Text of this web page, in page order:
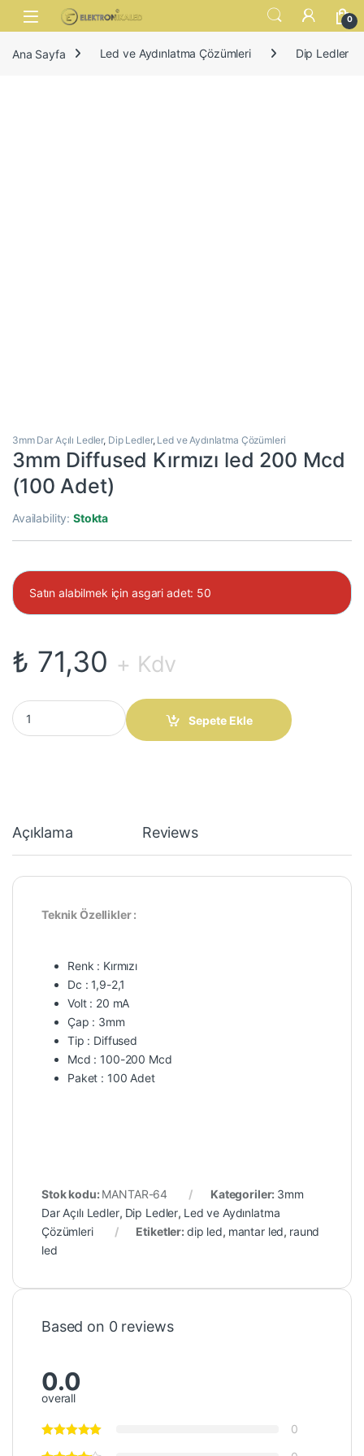
Skip to navigation
Skip to content
Open 0
Ana Sayfa Led ve Aydınlatma Çözümleri Dip Ledler
3mm Dar Açılı Ledler, Dip Ledler, Led ve Aydınlatma Çözümleri
3mm Diffused Kırmızı led 200 Mcd
(100 Adet)
Availability:Stokta
Satın alabilmek için asgari adet: 50
₺ 71,30 + Kdv
3mm Diffused Kırmızı led 200 Mcd (100 Adet) quantity
Sepete Ekle
Açıklama Reviews
Teknik Özellikler :
Renk : Kırmızı
Dc : 1,9-2,1
Volt : 20 mA
Çap : 3mm
Tip : Diffused
Mcd : 100-200 Mcd
Paket : 100 Adet
Stok kodu: MANTAR-64 Kategoriler: 3mm
Dar Açılı Ledler, Dip Ledler, Led ve Aydınlatma
Çözümleri
Etiketler: dip led, mantar led, raund
led
Based on 0 reviews
0.0
overall
0